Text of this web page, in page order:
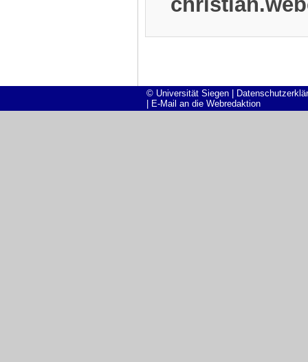
© Universität Siegen|
| E-Mail an die Webredaktion